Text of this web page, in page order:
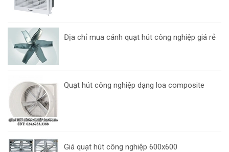
Địa chỉ mua cánh quạt hút công nghiệp giá rẻ
Quạt hút công nghiệp dạng loa composite
Giá quạt hút công nghiệp 600x600